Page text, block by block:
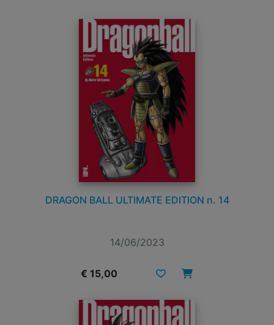
DRAGON BALL ULTIMATE EDITION n. 14
14/06/2023
€ 15,00